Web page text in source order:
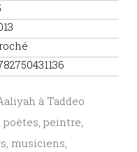
à Taddeo
poètes, peintre,
musiciens,